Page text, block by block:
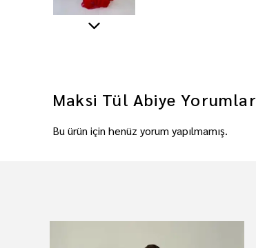
Maksi Tül Abiye Yorumlar
Bu ürün için henüz yorum yapılmamış.